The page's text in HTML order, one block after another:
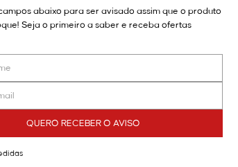
abaixo para ser avisado assim que o produto
Seja o primeiro a saber e receba ofertas
QUERO RECEBER O AVISO